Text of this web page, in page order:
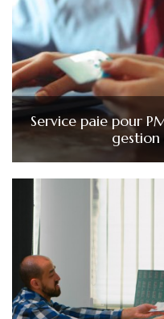
Service paie pour
gestion